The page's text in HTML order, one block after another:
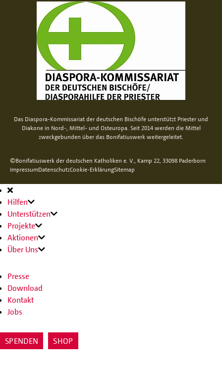
Das Diaspora-Kommissariat der deutschen Bischöfe unterstützt Priester und
Diakone in Nord-, Mittel- und Osteuropa. Seit 2014 werden die Mittel
zweckgebunden über das Bonifatiuswerk weitergeleitet.
©Bonifatiuswerk der deutschen Katholiken e. V., Kamp 22, 33098 Paderborn
ImpressumDatenschutzCookie-ErklärungSitemap
Hauptnavigation
Hilfen
Unterstützen
Projekte
Aktionen
Über Uns
Presse
Download
Kontakt
Jobs
SPENDEN SHOP